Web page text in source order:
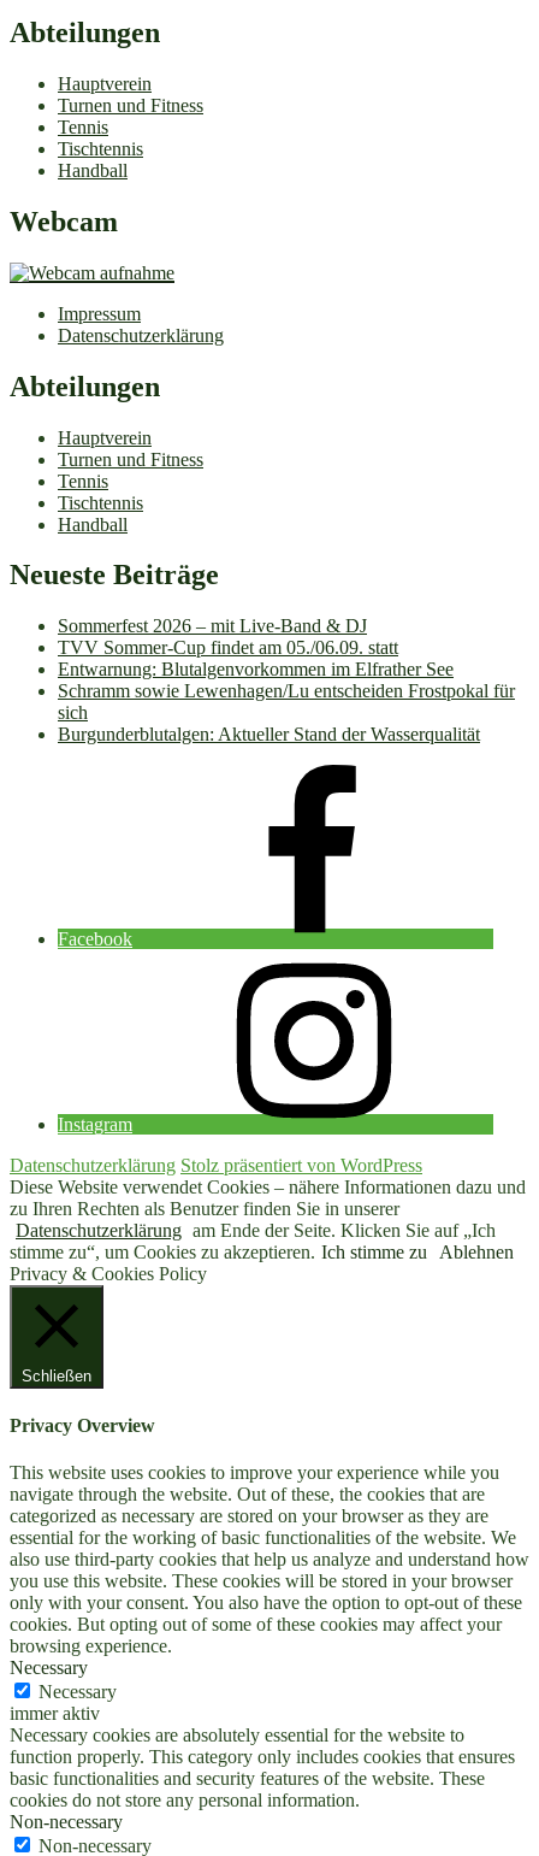
Abteilungen
Hauptverein
Turnen und Fitness
Tennis
Tischtennis
Handball
Webcam
Impressum
Datenschutzerklärung
Abteilungen
Hauptverein
Turnen und Fitness
Tennis
Tischtennis
Handball
Neueste Beiträge
Sommerfest 2026 – mit Live-Band & DJ
TVV Sommer-Cup findet am 05./06.09. statt
Entwarnung: Blutalgenvorkommen im Elfrather See
Schramm sowie Lewenhagen/Lu entscheiden Frostpokal für
sich
Burgunderblutalgen: Aktueller Stand der Wasserqualität
Facebook
Instagram
Datenschutzerklärung Stolz präsentiert von WordPress
Diese Website verwendet Cookies – nähere Informationen dazu und
zu Ihren Rechten als Benutzer finden Sie in unserer
Datenschutzerklärung am Ende der Seite. Klicken Sie auf „Ich
stimme zu“, um Cookies zu akzeptieren. Ich stimme zu
Ablehnen
Privacy & Cookies Policy
Schließen
Privacy Overview
This website uses cookies to improve your experience while you
navigate through the website. Out of these, the cookies that are
categorized as necessary are stored on your browser as they are
essential for the working of basic functionalities of the website. We
also use third-party cookies that help us analyze and understand how
you use this website. These cookies will be stored in your browser
only with your consent. You also have the option to opt-out of these
cookies. But opting out of some of these cookies may affect your
browsing experience.
Necessary
Necessary
immer aktiv
Necessary cookies are absolutely essential for the website to
function properly. This category only includes cookies that ensures
basic functionalities and security features of the website. These
cookies do not store any personal information.
Non-necessary
Non-necessary